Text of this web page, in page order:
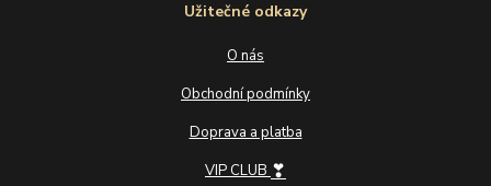
Užitečné odkazy
O nás
Obchodní podmínky
Doprava a platba
VIP CLUB ❣